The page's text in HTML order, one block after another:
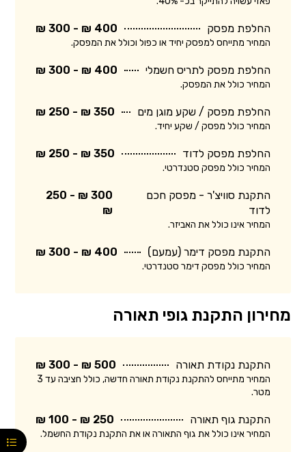
החלפת מפסק 400 ₪ - 300 ₪
המחיר מתייחס למפסק יחיד או כפול וכולל את המפסק.
החלפת מפסק לתריס חשמלי 400 ₪ - 300 ₪
המחיר כולל את המפסק.
החלפת מפסק / שקע מוגן מים 350 ₪ - 250 ₪
המחיר כולל מפסק / שקע יחיד.
החלפת מפסק לדוד 350 ₪ - 250 ₪
המחיר כולל מפסק סטנדרטי.
התקנת סוויצ'ר - מפסק חכם
לדוד
300 ₪ - 250
₪
המחיר אינו כולל את האביזר.
התקנת מפסק דימר (עמעם) 400 ₪ - 300 ₪
המחיר כולל מפסק דימר סטנדרטי.
מחירון התקנת גופי תאורה
התקנת נקודת תאורה 500 ₪ - 300 ₪
המחיר מתייחס להתקנת נקודת תאורה חדשה, כולל חציבה עד 3
מטר.
התקנת גוף תאורה 250 ₪ - 100 ₪
המחיר אינו כולל את גוף התאורה או את התקנת נקודת החשמל.